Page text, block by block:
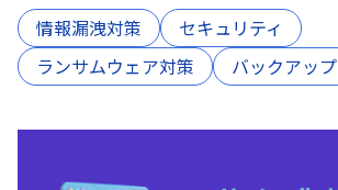
情報漏洩対策
セキュリティ
ランサムウェア対策
バックアップ